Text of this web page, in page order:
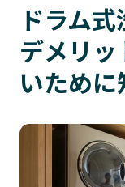
ドラム
デメリ
いため